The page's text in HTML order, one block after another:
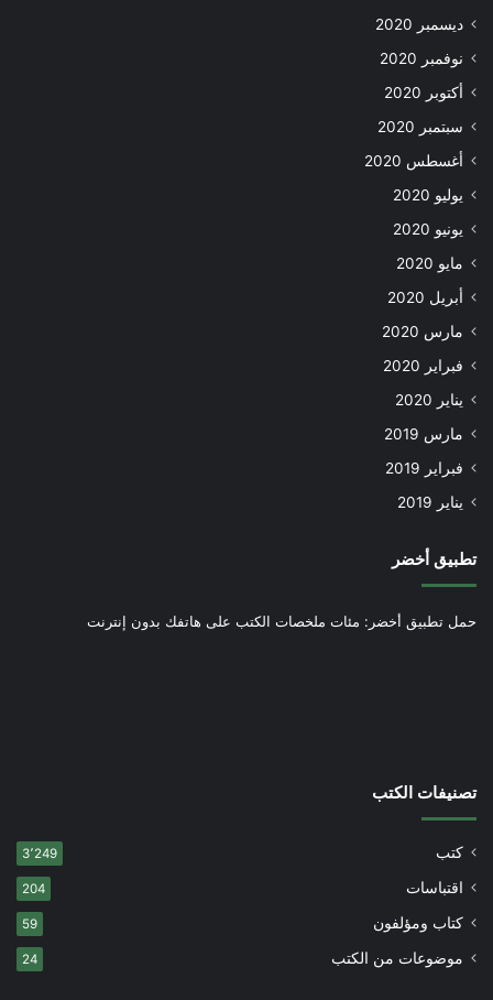
ديسمبر 2020
نوفمبر 2020
أكتوبر 2020
سبتمبر 2020
أغسطس 2020
يوليو 2020
يونيو 2020
مايو 2020
أبريل 2020
مارس 2020
فبراير 2020
يناير 2020
مارس 2019
فبراير 2019
يناير 2019
تطبيق أخضر
حمل تطبيق أخضر: مئات ملخصات الكتب على هاتفك بدون إنترنت
تصنيفات الكتب
كتب 3٬249
اقتباسات 204
كتاب ومؤلفون 59
موضوعات من الكتب 24